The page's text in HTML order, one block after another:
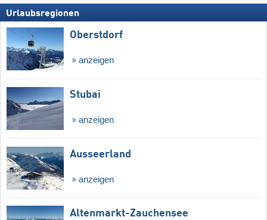
Urlaubsregionen
Oberstdorf
anzeigen
Stubai
anzeigen
Ausseerland
anzeigen
Altenmarkt-Zauchensee